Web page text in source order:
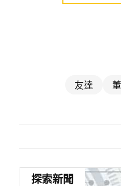
友達
探索新聞